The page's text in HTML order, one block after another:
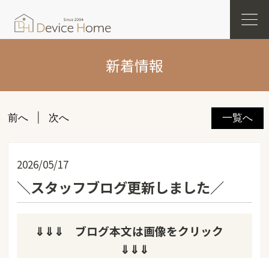
新着情報
一覧へ
前へ 次へ
2026/05/17
＼スタッフブログ更新しました／
⇓⇓⇓ ブログ本文は画像をクリック
⇓⇓⇓